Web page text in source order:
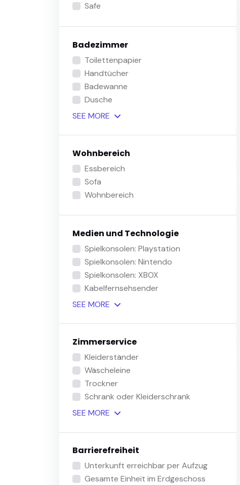
Safe
Badezimmer
Toilettenpapier
Handtücher
Badewanne
Dusche
SEE MORE
Wohnbereich
Essbereich
Sofa
Wohnbereich
Medien und Technologie
Spielkonsolen: Playstation
Spielkonsolen: Nintendo
Spielkonsolen: XBOX
Kabelfernsehsender
SEE MORE
Zimmerservice
Kleiderständer
Wäscheleine
Trockner
Schrank oder Kleiderschrank
SEE MORE
Barrierefreiheit
Unterkunft erreichbar per Aufzug
Gesamte Einheit im Erdgeschoss